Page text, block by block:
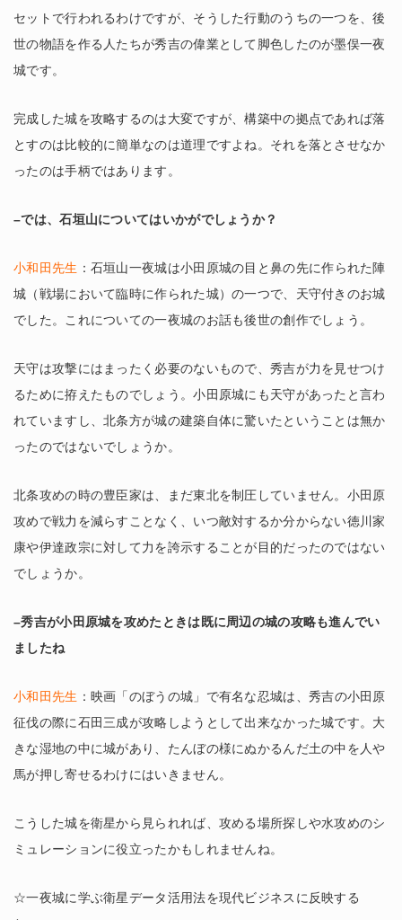
セットで行われるわけですが、そうした行動のうちの一つを、後
世の物語を作る人たちが秀吉の偉業として脚色したのが墨俣一夜
城です。
完成した城を攻略するのは大変ですが、構築中の拠点であれば落
とすのは比較的に簡単なのは道理ですよね。それを落とさせなか
ったのは手柄ではあります。
–では、石垣山についてはいかがでしょうか？
小和田先生 ：石垣山一夜城は小田原城の目と鼻の先に作られた陣
城（戦場において臨時に作られた城）の一つで、天守付きのお城
でした。これについての一夜城のお話も後世の創作でしょう。
天守は攻撃にはまったく必要のないもので、秀吉が力を見せつけ
るために拵えたものでしょう。小田原城にも天守があったと言わ
れていますし、北条方が城の建築自体に驚いたということは無か
ったのではないでしょうか。
北条攻めの時の豊臣家は、まだ東北を制圧していません。小田原
攻めで戦力を減らすことなく、いつ敵対するか分からない徳川家
康や伊達政宗に対して力を誇示することが目的だったのではない
でしょうか。
–秀吉が小田原城を攻めたときは既に周辺の城の攻略も進んでい
ましたね
小和田先生 ：映画「のぼうの城」で有名な忍城は、秀吉の小田原
征伐の際に石田三成が攻略しようとして出来なかった城です。大
きな湿地の中に城があり、たんぼの様にぬかるんだ土の中を人や
馬が押し寄せるわけにはいきません。
こうした城を衛星から見られれば、攻める場所探しや水攻めのシ
ミュレーションに役立ったかもしれませんね。
☆一夜城に学ぶ衛星データ活用法を現代ビジネスに反映する